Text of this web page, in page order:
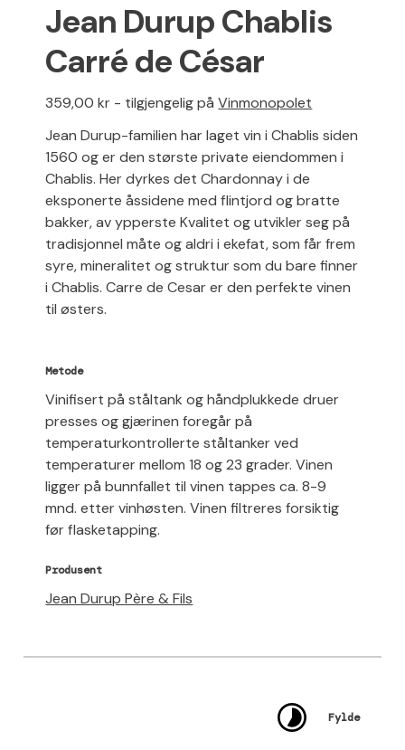
Jean Durup Chablis
Carré de César
359,00 kr - tilgjengelig påVinmonopolet
Jean Durup-familien har laget vin i Chablis siden
1560 og er den største private eiendommen i
Chablis. Her dyrkes det Chardonnay i de
eksponerte åssidene med flintjord og bratte
bakker, av ypperste Kvalitet og utvikler seg på
tradisjonnel måte og aldri i ekefat, som får frem
syre, mineralitet og struktur som du bare finner
i Chablis. Carre de Cesar er den perfekte vinen
til østers.
Metode
Vinifisert på ståltank og håndplukkede druer
presses og gjærinen foregår på
temperaturkontrollerte ståltanker ved
temperaturer mellom 18 og 23 grader. Vinen
ligger på bunnfallet til vinen tappes ca. 8-9
mnd. etter vinhøsten. Vinen filtreres forsiktig
før flasketapping.
Produsent
Jean Durup Père & Fils
Fylde